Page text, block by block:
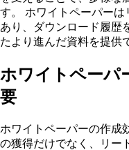
す。 ホワイトペーパー
あり、ダウンロード履歴
たより進んだ資料を提供
ホワイトペーパ
要
ホワイトペーパーの作成
の獲得だけでなく、リー